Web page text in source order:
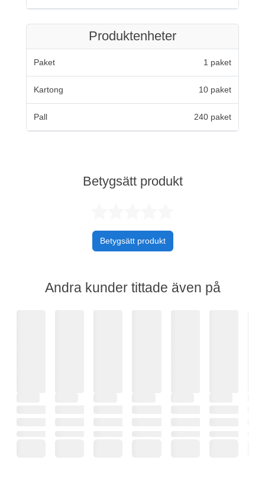
Produktenheter
Paket 1 paket
Kartong 10 paket
Pall 240 paket
Betygsätt produkt
Betygsätt produkt
Andra kunder tittade även på